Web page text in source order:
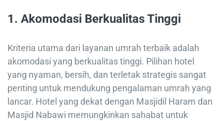
1. Akomodasi Berkualitas Tinggi
Kriteria utama dari layanan umrah terbaik adalah
akomodasi yang berkualitas tinggi. Pilihan hotel
yang nyaman, bersih, dan terletak strategis sangat
penting untuk mendukung pengalaman umrah yang
lancar. Hotel yang dekat dengan Masjidil Haram dan
Masjid Nabawi memungkinkan sahabat untuk